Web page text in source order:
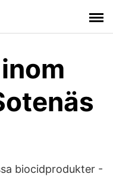
biocidprodukter -